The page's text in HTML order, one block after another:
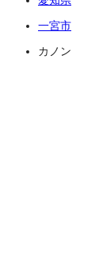
一宮市
カノン